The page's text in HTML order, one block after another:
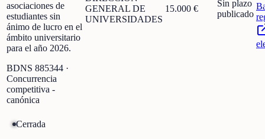
asociaciones de
estudiantes sin
ánimo de lucro en el
ámbito universitario
para el año 2026.
BDNS 885344 ·
Concurrencia
competitiva -
canónica
GENERAL DE
UNIVERSIDADES
15.000 €
Sin plazo
publicado
Cerrada